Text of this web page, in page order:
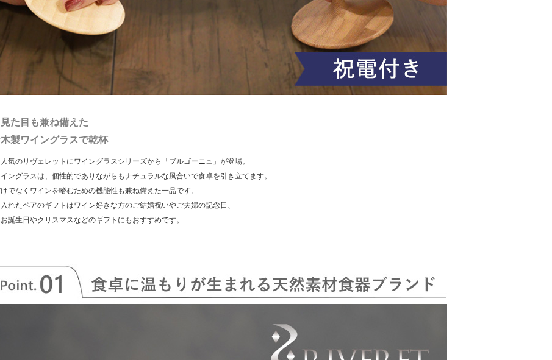
た目も兼ね備えた
製ワイングラスで乾杯
気のリヴェレットにワイングラスシリーズから「ブルゴーニュ」が登場。
ングラスは、個性的でありながらもナチュラルな風合いで食卓を引き立てます。
でなくワインを嗜むための機能性も兼ね備えた一品です。
れたペアのギフトはワイン好きな方のご結婚祝いやご夫婦の記念日、
誕生日やクリスマスなどのギフトにもおすすめです。